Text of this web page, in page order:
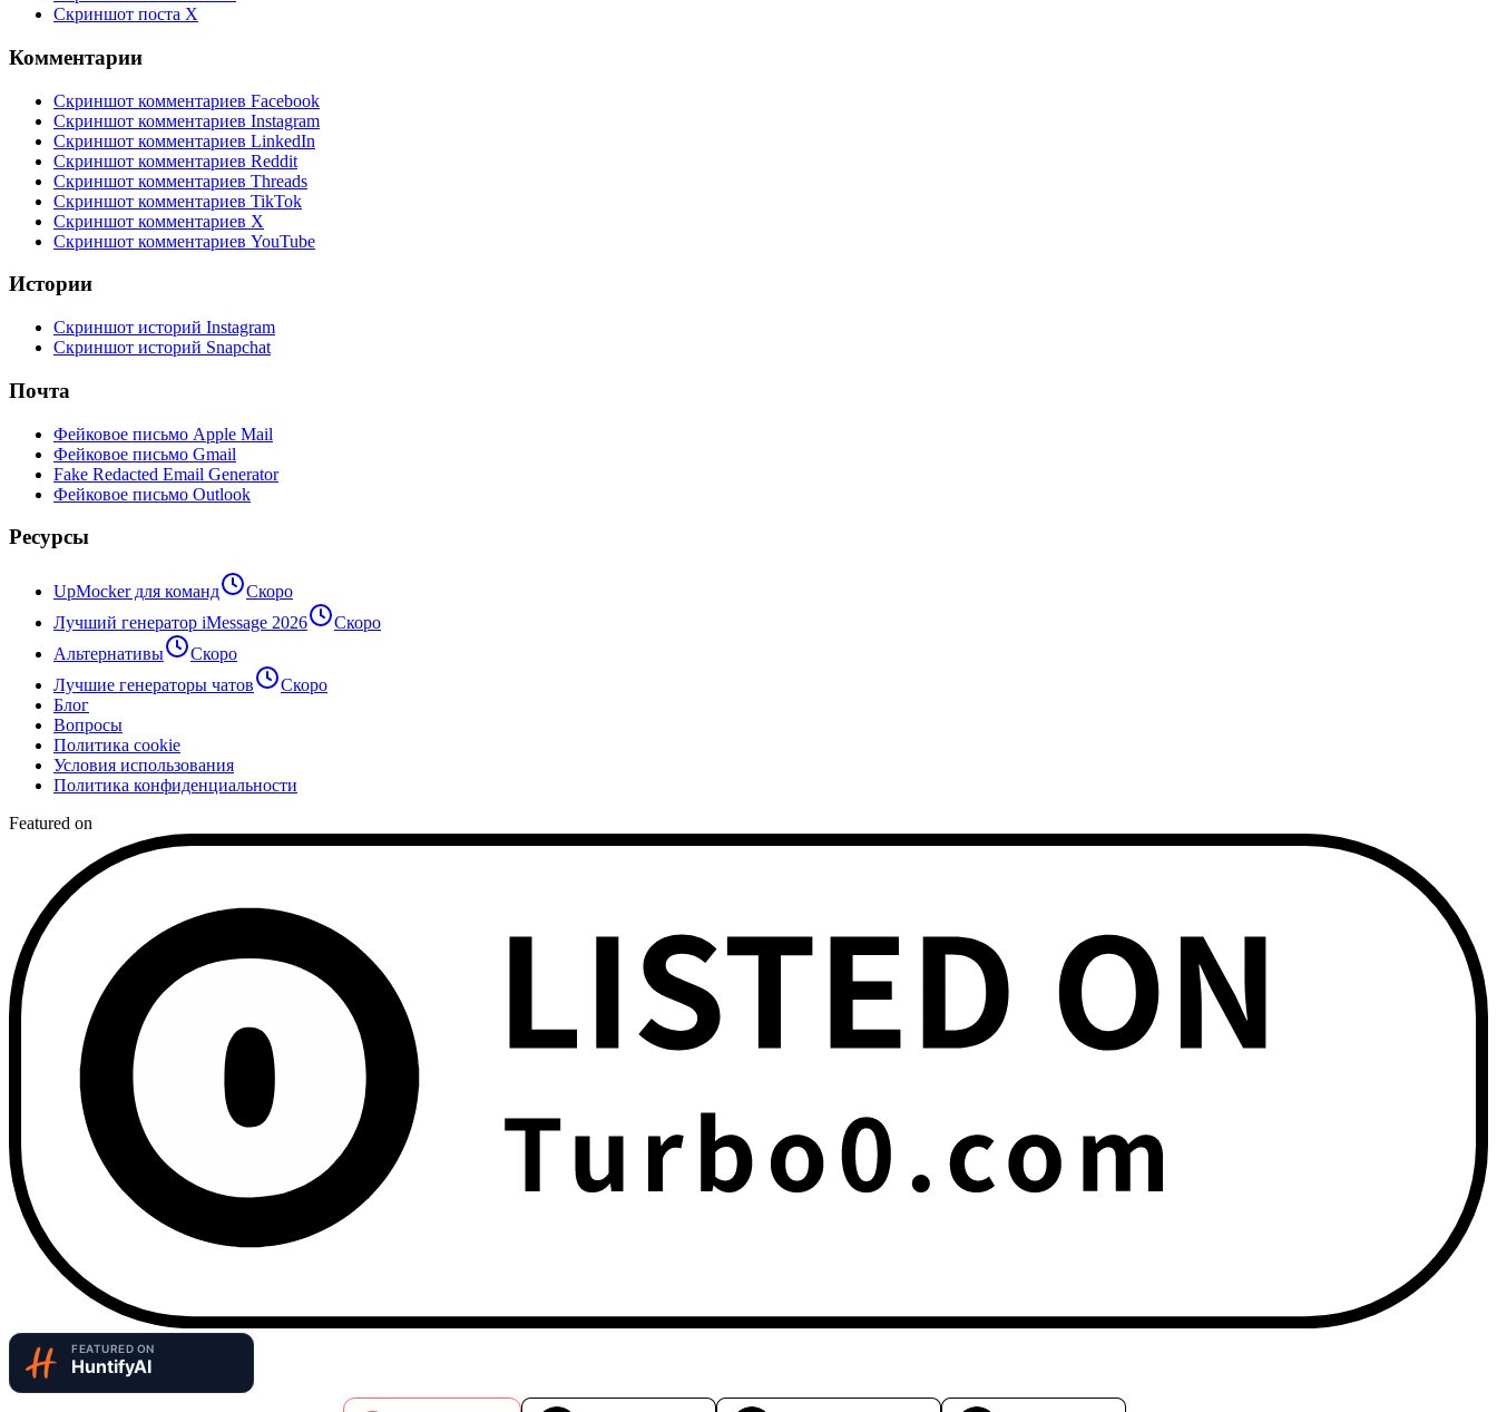
Скриншот поста X
Комментарии
Скриншот комментариев Facebook
Скриншот комментариев Instagram
Скриншот комментариев LinkedIn
Скриншот комментариев Reddit
Скриншот комментариев Threads
Скриншот комментариев TikTok
Скриншот комментариев X
Скриншот комментариев YouTube
Истории
Скриншот историй Instagram
Скриншот историй Snapchat
Почта
Фейковое письмо Apple Mail
Фейковое письмо Gmail
Fake Redacted Email Generator
Фейковое письмо Outlook
Ресурсы
UpMocker для команд
Скоро
Лучший генератор iMessage 2026
Скоро
Альтернативы
Скоро
Лучшие генераторы чатов
Скоро
Блог
Вопросы
Политика cookie
Условия использования
Политика конфиденциальности
Featured on